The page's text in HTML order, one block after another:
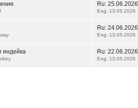
Ru: 25.06.2026
Eng: 13.05.2026
Ru: 24.06.2026
Eng: 13.05.2026
индейка Ru: 22.06.2026
Eng: 13.05.2026